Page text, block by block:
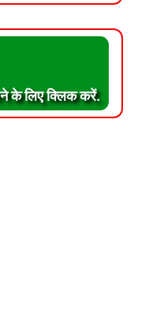
के लिए क्लिक करें.